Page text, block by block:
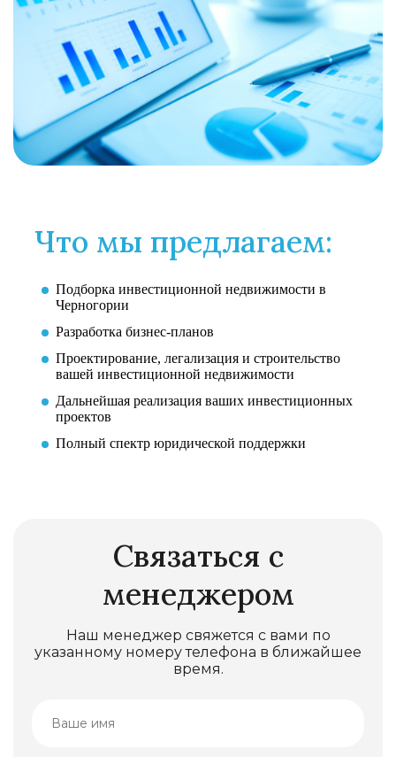
Что мы предлагаем:
Подборка инвестиционной недвижимости в
Черногории
Разработка бизнес-планов
Проектирование, легализация и строительство
вашей инвестиционной недвижимости
Дальнейшая реализация ваших инвестиционных
проектов
Полный спектр юридической поддержки
Связаться с
менеджером
Наш менеджер свяжется с вами по
указанному номеру телефона в ближайшее
время.